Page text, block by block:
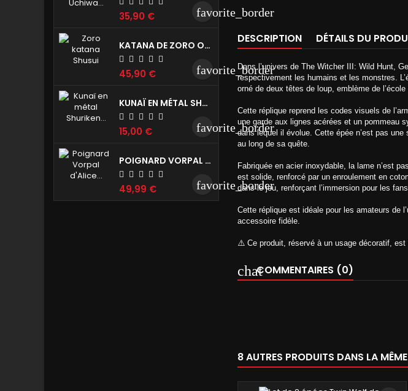
35,90 € favorite_border
KATANA DE ZORO ONE PIECE - SHUSUI REPRODUCTION DE DÉCORATION 104CM
45,90 € favorite_border
KUNAÏ EN MÉTAL SHURIKEN NARUTO RÉPLIQUE DE DÉCORATION 26CM
15,00 € favorite_border
POIGNARD VORPAL D'ALICE MADNESS RETURNS REPRODUCTION DE COLLECTION 45CM
49,99 € favorite_border
DESCRIPTION DÉTAILS DU
Dans l’univers de The Witcher III: Wild Hunt,
respectivement les humains et les monstres.
orné de deux têtes de loup, emblème de
Cette réplique reprend les codes visuels de
une garde aux lignes acérées et un pommeau
dans lequel il évolue. Cette épée n’est pas
au long de sa quête.
Fabriquée en acier inoxydable, la lame n’est
est solide, renforcé par un enroulement en
dans le jeu, renforçant l’immersion pour les
Cette réplique est idéale pour les amateurs de
accessoire fidèle.
⚠️ Ce produit, réservé à un usage décoratif,
COMMENTAIRES (0)
8 AUTRES PRODUITS DANS LA